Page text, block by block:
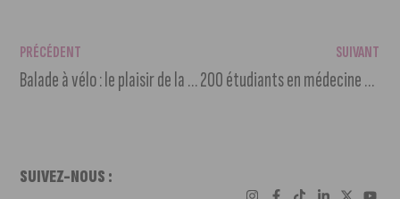
PRÉCÉDENT
Balade à vélo : le plaisir de la ville !
SUIVANT
200 étudiants en médecine de Dijon au plus grand tournoi omnisport de France
SUIVEZ-NOUS :